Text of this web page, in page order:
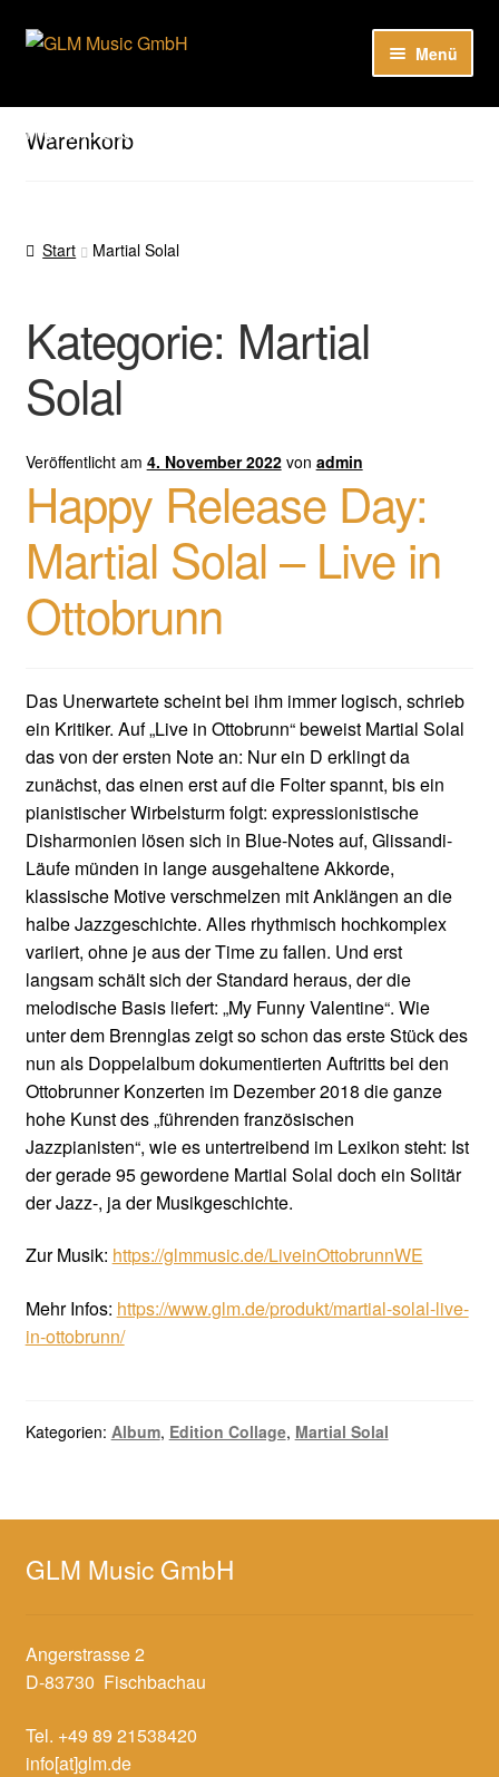
Hier sind unsere Neuigkeiten zu hören: Spotify
Zur
Zum
Menü
Unser Katalog
Warenkorb
Start Martial Solal
Kategorie: Martial
Solal
Veröffentlicht am 4. November 2022 von admin
Happy Release Day:
Martial Solal – Live in
Ottobrunn
Das Unerwartete scheint bei ihm immer logisch, schrieb
ein Kritiker. Auf „Live in Ottobrunn“ beweist Martial Solal
das von der ersten Note an: Nur ein D erklingt da
zunächst, das einen erst auf die Folter spannt, bis ein
pianistischer Wirbelsturm folgt: expressionistische
Disharmonien lösen sich in Blue-Notes auf, Glissandi-
Läufe münden in lange ausgehaltene Akkorde,
klassische Motive verschmelzen mit Anklängen an die
halbe Jazzgeschichte. Alles rhythmisch hochkomplex
variiert, ohne je aus der Time zu fallen. Und erst
langsam schält sich der Standard heraus, der die
melodische Basis liefert: „My Funny Valentine“. Wie
unter dem Brennglas zeigt so schon das erste Stück des
nun als Doppelalbum dokumentierten Auftritts bei den
Ottobrunner Konzerten im Dezember 2018 die ganze
hohe Kunst des „führenden französischen
Jazzpianisten“, wie es untertreibend im Lexikon steht: Ist
der gerade 95 gewordene Martial Solal doch ein Solitär
der Jazz-, ja der Musikgeschichte.
Zur Musik: https://glmmusic.de/LiveinOttobrunnWE
Mehr Infos: https://www.glm.de/produkt/martial-solal-live-
in-ottobrunn/
Kategorien: Album, Edition Collage, Martial Solal
GLM Music GmbH
Angerstrasse 2
D-83730 Fischbachau
Tel. +49 89 21538420
info[at]glm.de